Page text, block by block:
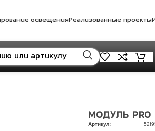
освещенияРеализованные проекты
МОДУЛЬ PRO
Артикул: